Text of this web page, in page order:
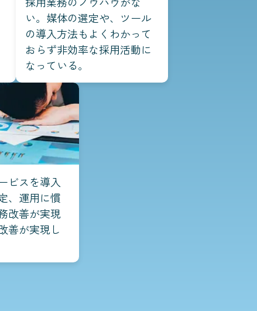
い。媒体の選定や、ツール
の導入方法もよくわかって
おらず非効率な採用活動に
なっている。
ビスを導入
、運用に慣
改善が実現
善が実現し